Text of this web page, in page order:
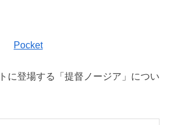
Pocket
に登場する「提督ノージア」につい